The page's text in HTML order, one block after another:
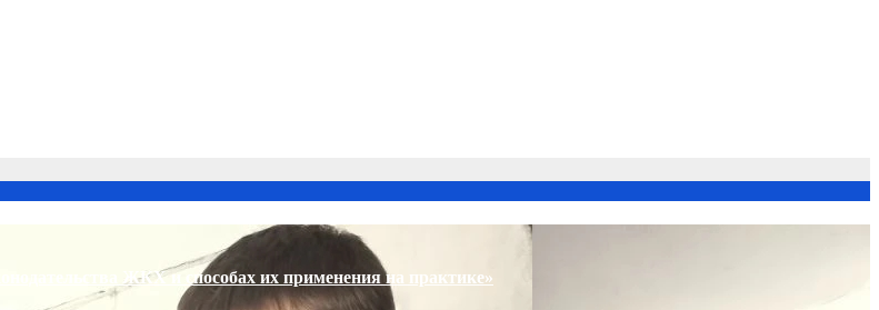
ЖКХ и способах их применения на практике»